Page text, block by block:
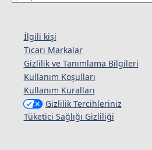
İlgili kişi
Ticari Markalar
Gizlilik ve Tanımlama Bilgileri
Kullanım Koşulları
Kullanım Kuralları
Gizlilik Tercihleriniz
Tüketici Sağlığı Gizliliği